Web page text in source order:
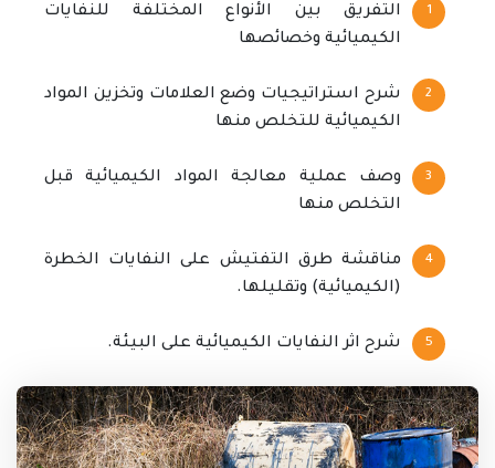
التفريق بين الأنواع المختلفة للنفايات
الكيميائية وخصائصها
شرح استراتيجيات وضع العلامات وتخزين المواد
الكيميائية للتخلص منها
وصف عملية معالجة المواد الكيميائية قبل
التخلص منها
مناقشة طرق التفتيش على النفايات الخطرة
(الكيميائية) وتقليلها.
شرح اثر النفايات الكيميائية على البيئة.
مقدمة في المخلفات الكيميائية